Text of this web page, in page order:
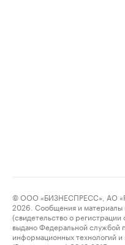
© ООО «БИЗНЕСПРЕСС», АО
2026. Сообщения и материалы
(свидетельство о
выдано Федеральной службой
информационных технологий